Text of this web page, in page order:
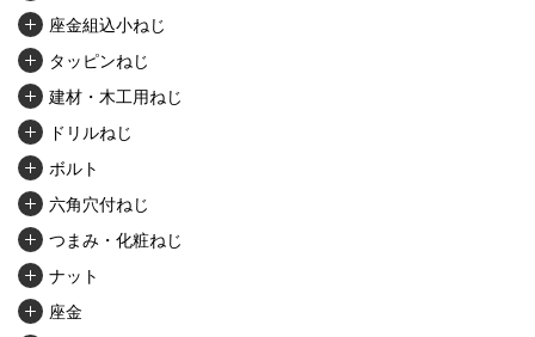
座金組込小ねじ
タッピンねじ
建材・木工用ねじ
ドリルねじ
ボルト
六角穴付ねじ
つまみ・化粧ねじ
ナット
座金